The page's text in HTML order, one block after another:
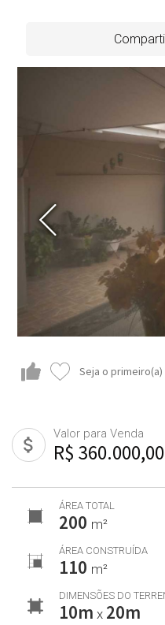
Seja o
Valor para Venda
R$ 360.000,00
ÁREA TOTAL
200 m²
ÁREA CONSTRUÍDA
110 m²
DIMENSÕES DO
10m x 20m